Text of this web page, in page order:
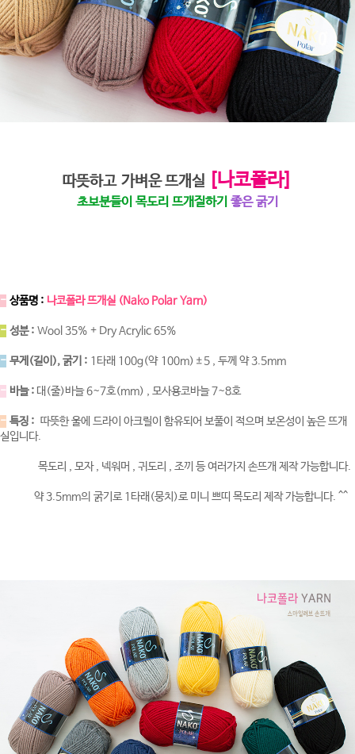
따뜻하고 가벼운 뜨개실 [나코폴라]
초보분들이 목도리 뜨개질하기 좋은 굵기
- 상품명 : 나코폴라 뜨개실 (Nako Polar Yarn)
- 성분 : Wool 35% + Dry Acrylic 65%
- 무게(길이), 굵기 : 1타래 100g(약 100m)±5 , 두께 약 3.5mm
- 바늘 : 대(줄)바늘 6~7호(mm) , 모사용코바늘 7~8호
- 특징 : 따뜻한 울에 드라이 아크릴이 함유되어 보풀이 적으며 보온성이 높은 뜨개
실입니다.
목도리 , 모자 , 넥워머 , 귀도리 , 조끼 등 여러가지 손뜨개 제작 가능합니다.
약 3.5mm의 굵기로 1타래(뭉치)로 미니 쁘띠 목도리 제작 가능합니다. ^^